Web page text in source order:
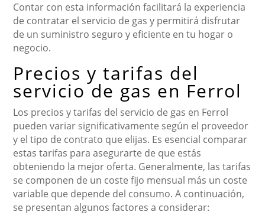
Contar con esta información facilitará la experiencia
de contratar el servicio de gas y permitirá disfrutar
de un suministro seguro y eficiente en tu hogar o
negocio.
Precios y tarifas del
servicio de gas en Ferrol
Los precios y tarifas del servicio de gas en Ferrol
pueden variar significativamente según el proveedor
y el tipo de contrato que elijas. Es esencial comparar
estas tarifas para asegurarte de que estás
obteniendo la mejor oferta. Generalmente, las tarifas
se componen de un coste fijo mensual más un coste
variable que depende del consumo. A continuación,
se presentan algunos factores a considerar: